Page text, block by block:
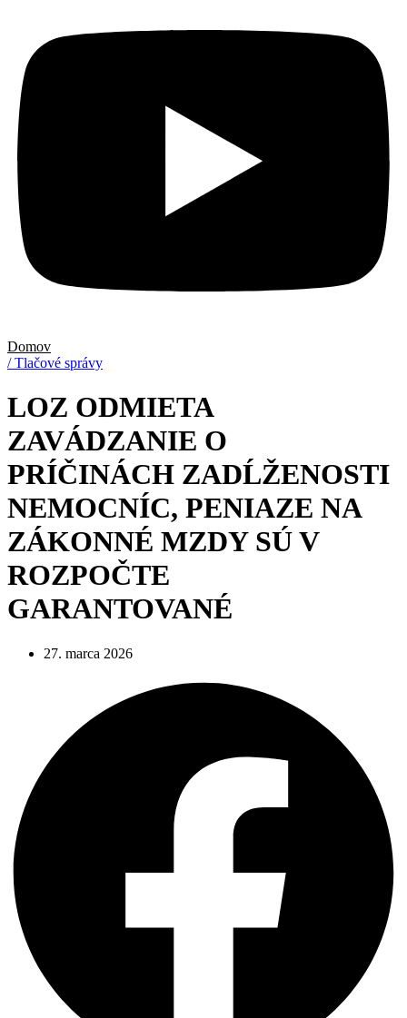
Domov
/ Tlačové správy
LOZ ODMIETA
ZAVÁDZANIE O
PRÍČINÁCH ZADĹŽENOSTI
NEMOCNÍC, PENIAZE NA
ZÁKONNÉ MZDY SÚ V
ROZPOČTE
GARANTOVANÉ
27. marca 2026